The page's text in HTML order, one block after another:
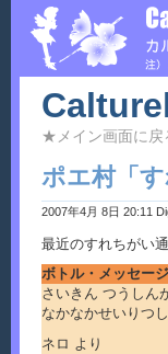
★メイン画面に戻
ポエ村「
2007年4月 8日 20:11
最近のすれちがい
ボトル・メッセージ
さいきん つうしん
なかなかせいりつ
ネロ より